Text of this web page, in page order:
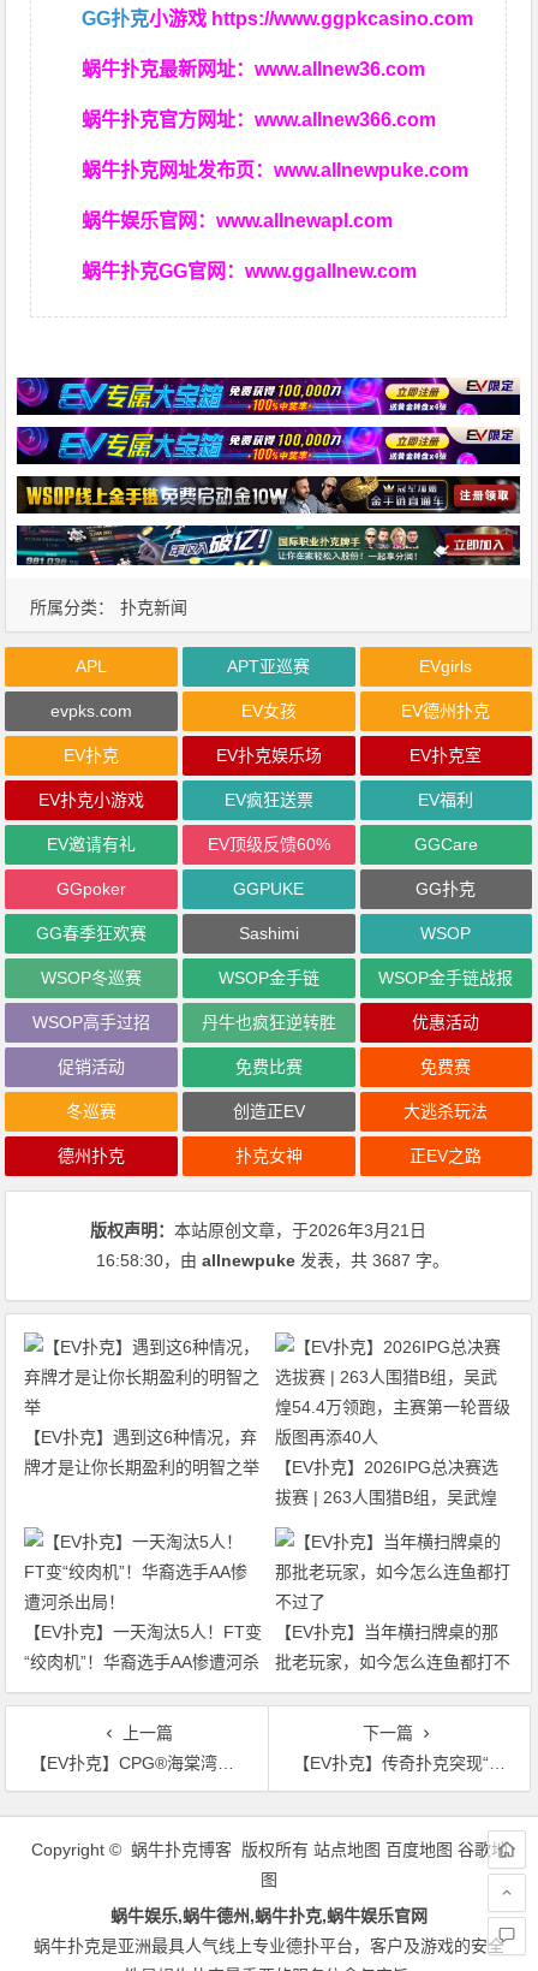
GG扑克小游戏 https://www.ggpkcasino.com
蜗牛扑克最新网址：www.allnew36.com
蜗牛扑克官方网址：www.allnew366.com
蜗牛扑克网址发布页：www.allnewpuke.com
蜗牛娱乐官网：www.allnewapl.com
蜗牛扑克GG官网：www.ggallnew.com
所属分类： 扑克新闻
APL APT亚巡赛 EVgirls
evpks.com EV女孩 EV德州扑克
EV扑克 EV扑克娱乐场 EV扑克室
EV扑克小游戏 EV疯狂送票 EV福利
EV邀请有礼 EV顶级反馈60% GGCare
GGpoker GGPUKE GG扑克
GG春季狂欢赛 Sashimi WSOP
WSOP冬巡赛 WSOP金手链 WSOP金手链战报
WSOP高手过招 丹牛也疯狂逆转胜 优惠活动
促销活动 免费比赛 免费赛
冬巡赛 创造正EV 大逃杀玩法
德州扑克 扑克女神 正EV之路
版权声明：本站原创文章，于2026年3月21日
16:58:30，由allnewpuke 发表，共 3687 字。
【EV扑克】遇到这6种情况，弃
牌才是让你长期盈利的明智之举
【EV扑克】2026IPG总决赛选
拔赛 | 263人围猎B组，吴武煌
54.4万领跑，主赛第一轮晋级版
【EV扑克】一天淘汰5人！FT变
“绞肉机”！华裔选手AA惨遭河杀
出局！
【EV扑克】当年横扫牌桌的那
批老玩家，如今怎么连鱼都打不
过了
上一篇
【EV扑克】CPG®海棠湾巡游赛｜主赛最后九人浮现，2024年“大金海神杯”得主陈英杰千万级别记分牌领跑
下一篇
【EV扑克】传奇扑克突现“时间刺客”，所有选手命根子都被它拿捏了！
文
Copyright © 蜗牛扑克博客 版权所有 站点地图 百度地图 谷歌地
图
蜗牛娱乐,蜗牛德州,蜗牛扑克,蜗牛娱乐官网
蜗牛扑克是亚洲最具人气线上专业德扑平台，客户及游戏的安全